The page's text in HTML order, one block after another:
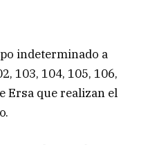
indeterminado a
103, 104, 105, 106,
Ersa que realizan el